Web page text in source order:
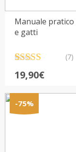
Manuale pratico
e gatti
5.00su 5 su
recensioni
(7)
19,90€
-75%